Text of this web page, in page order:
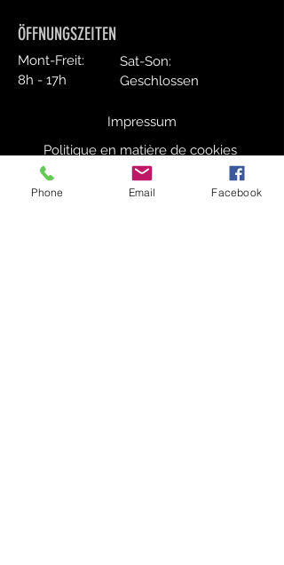
ÖFFNUNGSZEITEN
Mont-Freit:
8h - 17h
Sat-Son:
Geschlossen
Impressum
Politique en matière de cookies
© 2024 by Lardographic
Phone Email Facebook